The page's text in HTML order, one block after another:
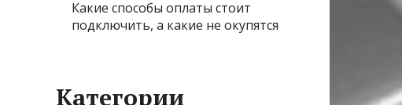
Какие способы оплаты стоит
подключить, а какие не окупятся
Категории